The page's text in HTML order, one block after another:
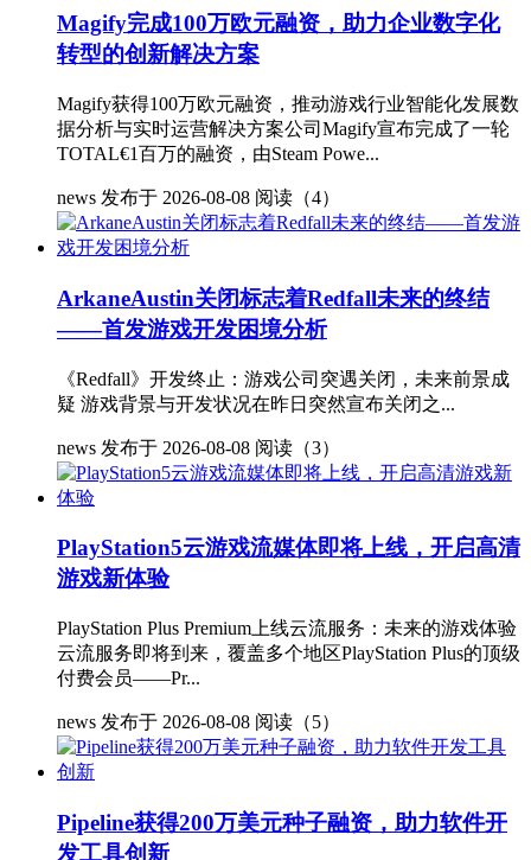
Magify完成100万欧元融资，助力企业数字化
转型的创新解决方案
Magify获得100万欧元融资，推动游戏行业智能化发展数
据分析与实时运营解决方案公司Magify宣布完成了一轮
TOTAL€1百万的融资，由Steam Powe...
news 发布于 2026-08-08 阅读（4）
ArkaneAustin关闭标志着Redfall未来的终结
——首发游戏开发困境分析
《Redfall》开发终止：游戏公司突遇关闭，未来前景成
疑 游戏背景与开发状况在昨日突然宣布关闭之...
news 发布于 2026-08-08 阅读（3）
PlayStation5云游戏流媒体即将上线，开启高清
游戏新体验
PlayStation Plus Premium上线云流服务：未来的游戏体验
云流服务即将到来，覆盖多个地区PlayStation Plus的顶级
付费会员——Pr...
news 发布于 2026-08-08 阅读（5）
Pipeline获得200万美元种子融资，助力软件开
发工具创新